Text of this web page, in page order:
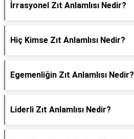
İrrasyonel Zıt Anlamlısı Nedir?
Hiç Kimse Zıt Anlamlısı Nedir?
Egemenliğin Zıt Anlamlısı Nedir?
Liderli Zıt Anlamlısı Nedir?